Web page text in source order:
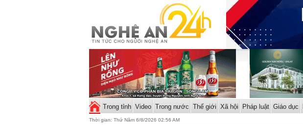
Trong tỉnh Video Trong nước Thế giới Xã hội Pháp luật Giáo dục
Thời gian: Thứ Năm 6/8/2026 02:56 AM